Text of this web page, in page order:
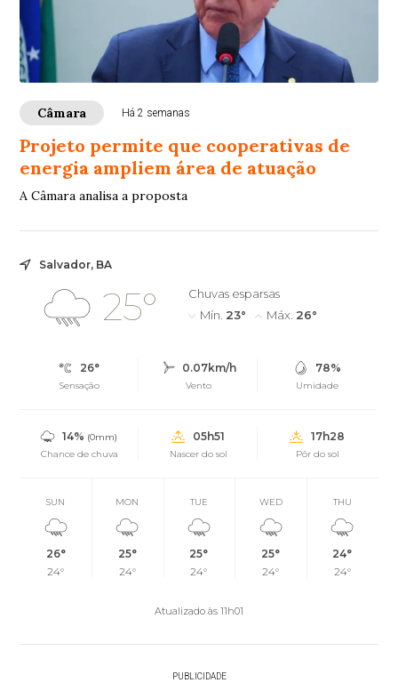
Câmara Há 2 semanas
Projeto permite que cooperativas de
energia ampliem área de atuação
A Câmara analisa a proposta
Salvador, BA
25°
Chuvas esparsas
Mín. 23° Máx. 26°
26°
Sensação
0.07km/h
Vento
78%
Umidade
14% (0mm)
Chance de chuva
05h51
Nascer do sol
17h28
Pôr do sol
SUN
26°
24°
MON
25°
24°
TUE
25°
24°
WED
25°
24°
THU
24°
24°
Atualizado às 11h01
PUBLICIDADE